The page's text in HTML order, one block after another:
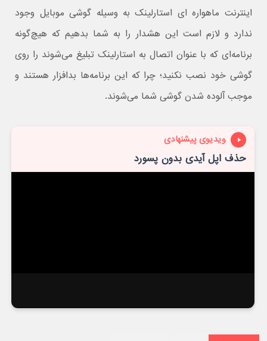
اینترنت ماهواره ای استارلینک به وسیله گوشی موبایل وجود
ندارد و لازم است این هشدار را به شما بدهیم که هیچ‌گونه
برنامه‌ای که با عنوان اتصال به استارلینک تبلیغ می‌شوند را روی
گوشی خود نصب نکنید؛ چرا که این برنامه‌ها بدافزار هستند و
موجب آلوده شدن گوشی شما می‌شوند.
ویدیوی پیشنهادی
حذف اپل آیدی بدون پسورد